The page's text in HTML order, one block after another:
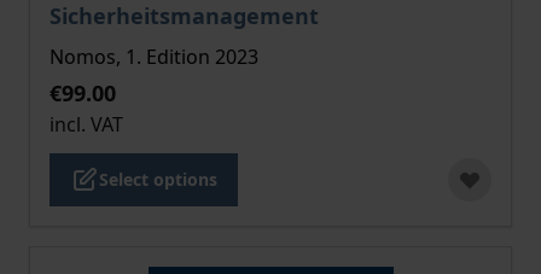
Sicherheitsmanagement
Nomos, 1. Edition 2023
€99.00
incl. VAT
Select options